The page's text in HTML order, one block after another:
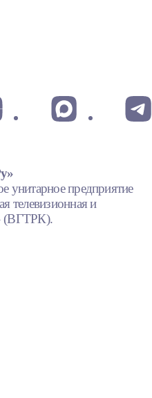
унитарное предприятие
телевизионная и
(ВГТРК).